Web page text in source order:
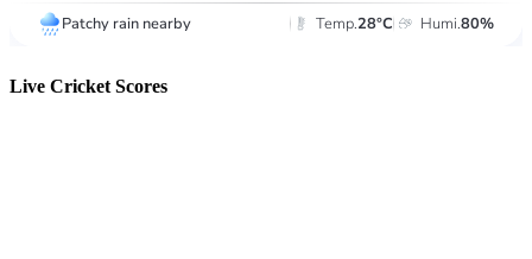
Live Cricket Scores